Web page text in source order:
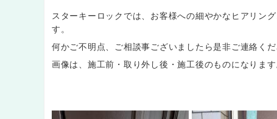
スターキーロックでは、お客様への細やかなヒアリン
す。
何かご不明点、ご相談事ございましたら是非ご連絡くだ
画像は、施工前・取り外し後・施工後のものになります